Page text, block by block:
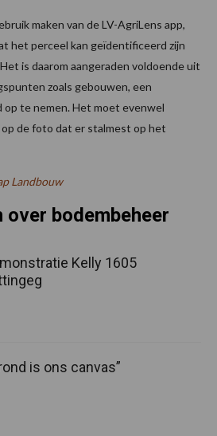
maken van de LV-AgriLens app,
het perceel kan geïdentificeerd zijn
is daarom aangeraden voldoende uit
zoals gebouwen, een
te nemen. Het moet evenwel
de foto dat er stalmest op het
Landbouw
bodembeheer
Kelly 1605
is ons canvas”